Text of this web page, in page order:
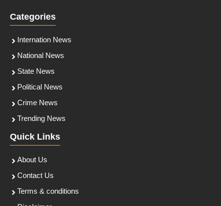
Categories
Internation News
National News
State News
Political News
Crime News
Trending News
Quick Links
About Us
Contact Us
Terms & conditions